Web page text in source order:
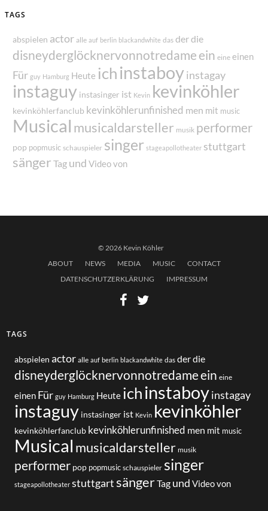
TAGS
abspielen actor alle auf berlin blackandwhite das derdie
disneyderglöcknervonnotredame ein eine einen
Für guy Hamburg Heute ichinstaboy instagay
instaguy instasinger ist Kevin kevinköhler
kevinköhlerfanclub kevinköhlerunfinished men mit music
Musical musicaldarsteller musik performer
pop popmusic schauspieler singer stageapollotheater stuttgart
sänger Tag und Video von
© 2026 Kevin Köhler
ABOUT
NEWS MEDIA MUSIC
CONTACT
DATENSCHUTZERKLÄRUNG
IMPRESSUM
TAGS
abspielen actor alle auf berlin blackandwhite das derdie
disneyderglöcknervonnotredameein eine
einen Für guy Hamburg Heute ichinstaboy instagay
instaguy instasinger ist Kevin kevinköhler
kevinköhlerfanclub kevinköhlerunfinished men mit music
Musical musicaldarsteller musik
performer pop popmusic schauspieler singer
stageapollotheater stuttgartsängerTag und Video von